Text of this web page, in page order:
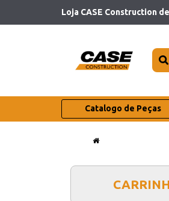
Loja CASE Construction
Catalogo de Peças